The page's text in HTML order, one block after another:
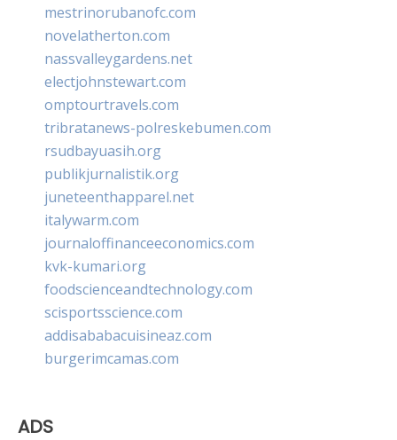
mestrinorubanofc.com
novelatherton.com
nassvalleygardens.net
electjohnstewart.com
omptourtravels.com
tribratanews-polreskebumen.com
rsudbayuasih.org
publikjurnalistik.org
juneteenthapparel.net
italywarm.com
journaloffinanceeconomics.com
kvk-kumari.org
foodscienceandtechnology.com
scisportsscience.com
addisababacuisineaz.com
burgerimcamas.com
ADS